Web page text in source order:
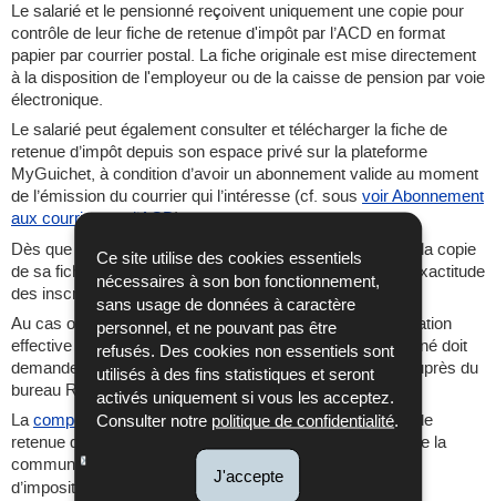
Ce site utilise des cookies essentiels
nécessaires à son bon fonctionnement,
sans usage de données à caractère
personnel, et ne pouvant pas être
refusés. Des cookies non essentiels sont
utilisés à des fins statistiques et seront
activés uniquement si vous les acceptez.
Consulter notre politique de confidentialité.
J'accepte
Le salarié et le pensionné reçoivent uniquement une copie pour
contrôle de leur fiche de retenue d'impôt par l’ACD en format
papier par courrier postal. La fiche originale est mise directement
à la disposition de l'employeur ou de la caisse de pension par voie
électronique.
Le salarié peut également consulter et télécharger la fiche de
retenue d’impôt depuis son espace privé sur la plateforme
MyGuichet, à condition d’avoir un abonnement valide au moment
de l’émission du courrier qui l’intéresse (cf. sous voir Abonnement
aux courriers de l’ACD).
Dès que le salarié ou le pensionné est en possession de la copie
de sa fiche de retenue d'impôt, il doit la vérifier quant à l'exactitude
des inscriptions y figurant.
Au cas où les inscriptions ne correspondent pas à la situation
effective à la date de la réception, le salarié ou le pensionné doit
demander la rectification de la fiche de retenue d’impôt auprès du
bureau RTS émetteur.
Lacompétence des bureaux RTSémetteurs des fiches de
retenue d’impôt pour les salariés et pensionnés dépend de la
commune de résidence
du contribuable pendant l’année
d’imposition concernée.